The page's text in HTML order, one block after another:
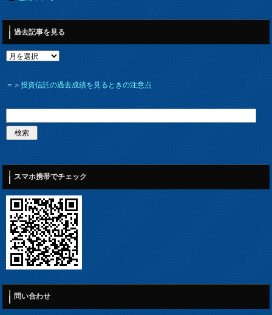
過去記事を見る
＝＞投資信託の過去成績を見るときの注意点
スマホ携帯でチェック
問い合わせ